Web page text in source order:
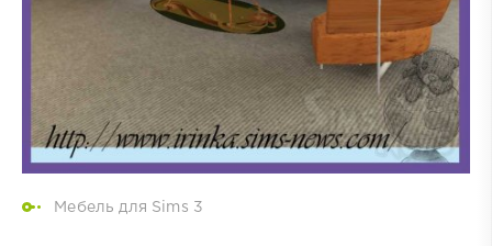
Мебель для Sims 3